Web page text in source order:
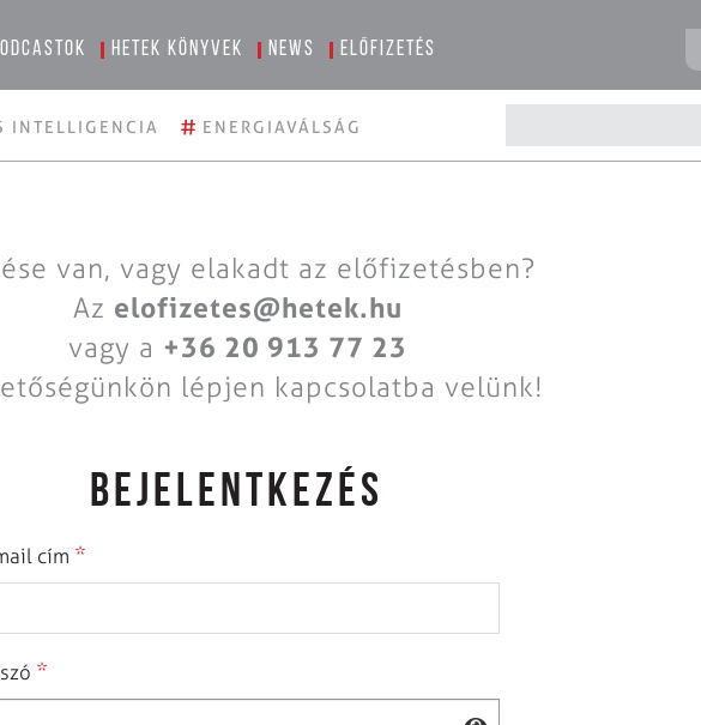
Hetek könyvek News Előfizetés
INTELLIGENCIA # ENERGIAVÁLSÁG
van, vagy elakadt az előfizetésben?
Az elofizetes@hetek.hu
vagy a +36 20 913 77 23
lépjen kapcsolatba velünk!
BEJELENTKEZÉS
cím *
*